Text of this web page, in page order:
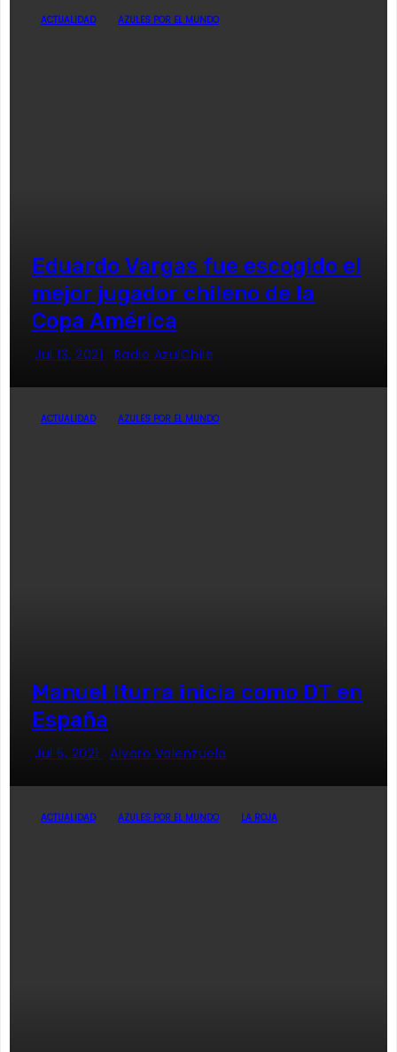
ACTUALIDAD AZULES POR EL MUNDO
Eduardo Vargas fue escogido el
mejor jugador chileno de la
Copa América
Jul 13, 2021 Radio AzulChile
ACTUALIDAD AZULES POR EL MUNDO
Manuel Iturra inicia como DT en
España
Jul 5, 2021 Alvaro Valenzuela
ACTUALIDAD AZULES POR EL MUNDO LA ROJA